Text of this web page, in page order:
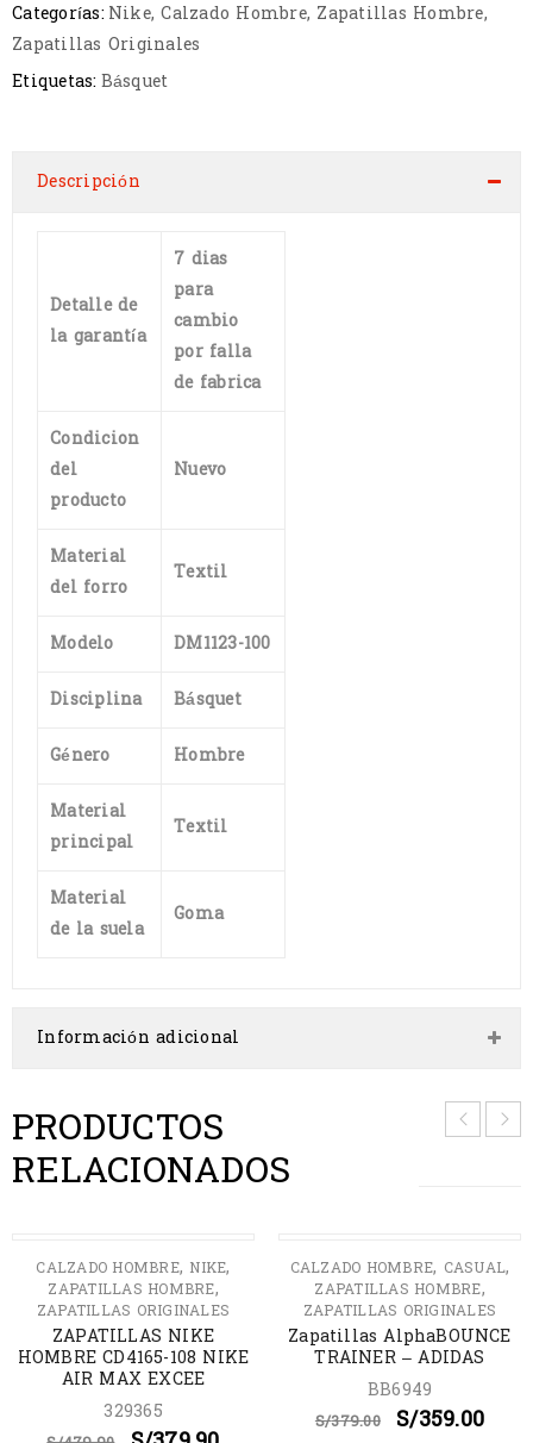
Categorías: Nike,Calzado Hombre, Zapatillas Hombre,
Zapatillas Originales
Etiquetas: Básquet
Descripción
Detalle de
la garantía
7 dias
para
cambio
por falla
de fabrica
Condicion
del
producto
Nuevo
Material
del forro
Textil
Modelo
DM1123-100
Disciplina
Básquet
Género
Hombre
Material
principal
Textil
Material
de la suela
Goma
Información adicional
PRODUCTOS
RELACIONADOS
AGOTADO
CALZADO HOMBRE, NIKE,
ZAPATILLAS HOMBRE,
ZAPATILLAS ORIGINALES
ZAPATILLAS NIKE
HOMBRE CD4165-108 NIKE
AIR MAX EXCEE
329365
AGOTADO
CALZADO HOMBRE, CASUAL,
ZAPATILLAS HOMBRE,
ZAPATILLAS ORIGINALES
Zapatillas AlphaBOUNCE
TRAINER – ADIDAS
BB6949
S/379.00 S/359.00